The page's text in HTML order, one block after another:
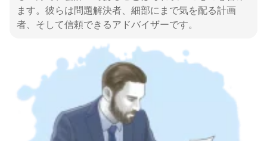
ます。彼らは問題解決者、細部にまで気を配る計画
者、そして信頼できるアドバイザーです。